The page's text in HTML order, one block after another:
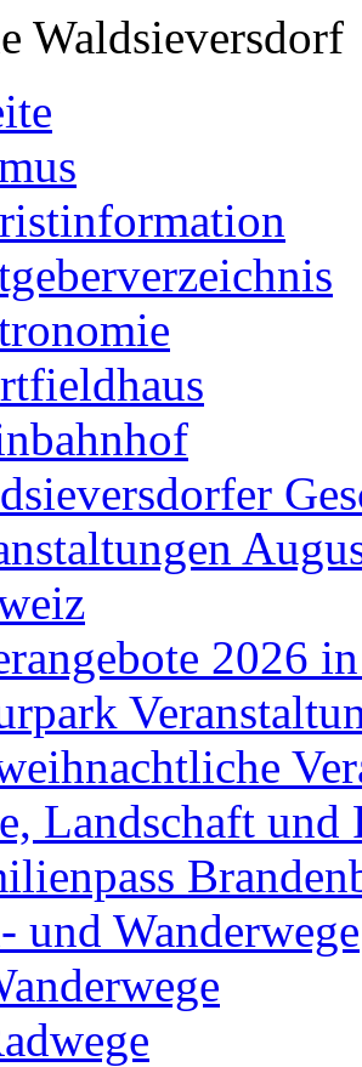
Waldsieversdorf
2026
Landschaft und
und Wanderwege